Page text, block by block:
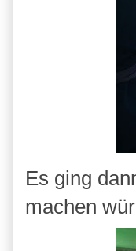
Es ging
machen